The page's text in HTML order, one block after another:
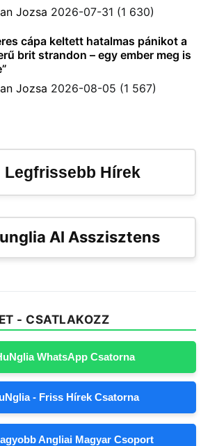
Jozsa 2026-07-31 (1 630)
cápa keltett hatalmas pánikot a
brit strandon – egy ember meg is
Jozsa 2026-08-05 (1 567)
Legfrissebb Hírek
AI Asszisztens
- CSATLAKOZZ
WhatsApp Csatorna
- Friss Hírek Csatorna
Angliai Magyar Csoport